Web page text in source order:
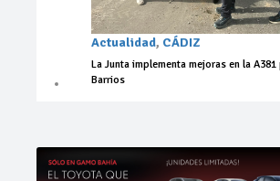
Actualidad, CÁDIZ
La Junta implementa mejoras en la
Barrios